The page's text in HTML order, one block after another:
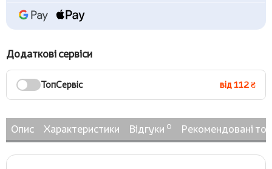
Додаткові сервіси
ТопСервіс від 112 ₴
Опис Характеристики Відгуки 0 Рекомендовані